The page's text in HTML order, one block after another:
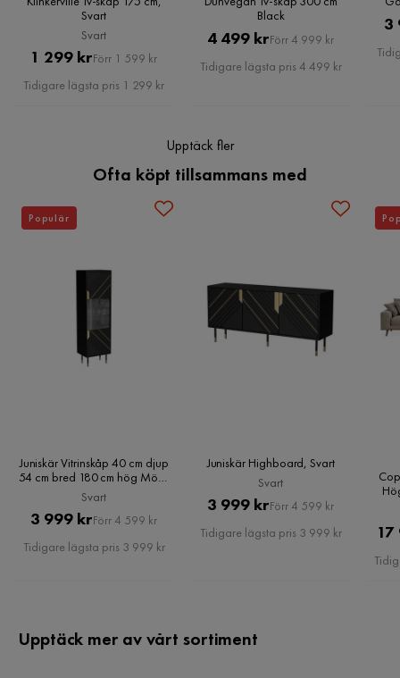
Svart
Svart
Pris
1 299 krOriginal
Pris
Förr 1 599 kr
Tidigare lägsta pris 1 299 kr
Black
Pris
4 499 krOriginal
Pris
Förr 4 999 kr
Tidigare lägsta pris 4 499 kr
3
Upptäck fler
Ofta köpt tillsammans med
Juniskär Vitrinskåp 40 cm djup
54 cm bred 180 cm hög Mörkt
Trä Glas, Svart
Svart
Pris
3 999 krOriginal
Pris
Förr 4 599 kr
Tidigare lägsta pris 3 999 kr
Populär
Juniskär Highboard, Svart
Svart
Pris
3 999 krOriginal
Pris
Förr 4 599 kr
Tidigare lägsta pris 3 999 kr
Upptäck mer av vårt sortiment